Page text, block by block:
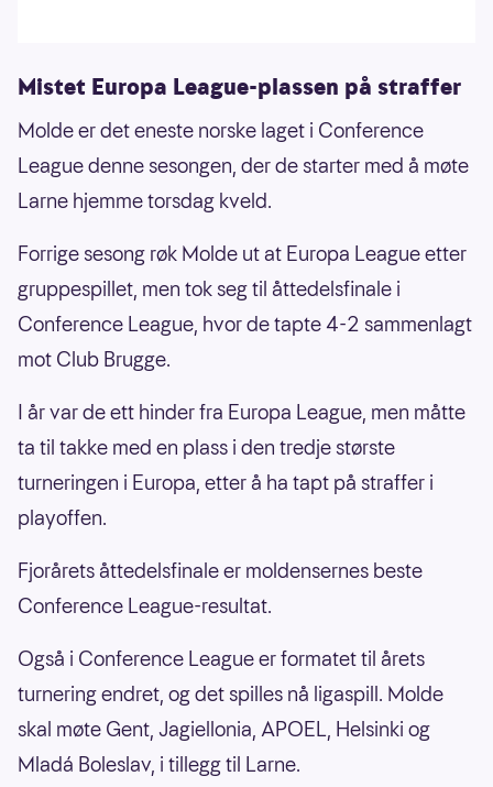
Mistet Europa League-plassen på straffer
Molde er det eneste norske laget i Conference
League denne sesongen, der de starter med å møte
Larne hjemme torsdag kveld.
Forrige sesong røk Molde ut at Europa League etter
gruppespillet, men tok seg til åttedelsfinale i
Conference League, hvor de tapte 4-2 sammenlagt
mot Club Brugge.
I år var de ett hinder fra Europa League, men måtte
ta til takke med en plass i den tredje største
turneringen i Europa, etter å ha tapt på straffer i
playoffen.
Fjorårets åttedelsfinale er moldensernes beste
Conference League-resultat.
Også i Conference League er formatet til årets
turnering endret, og det spilles nå ligaspill. Molde
skal møte Gent, Jagiellonia, APOEL, Helsinki og
Mladá Boleslav, i tillegg til Larne.